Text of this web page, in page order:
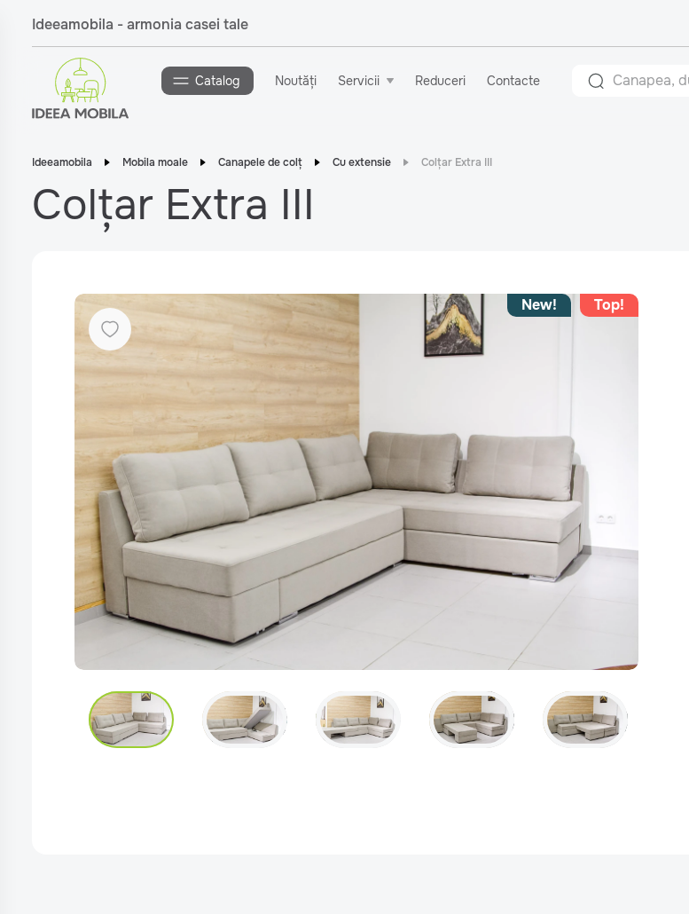
Ideeamobila - armonia casei tale
Catalog Noutăți Servicii Reduceri Contacte
Ideeamobila Mobila moale Canapele de colț Cu extensie Colțar Extra III
Colțar Extra III
New! Top!